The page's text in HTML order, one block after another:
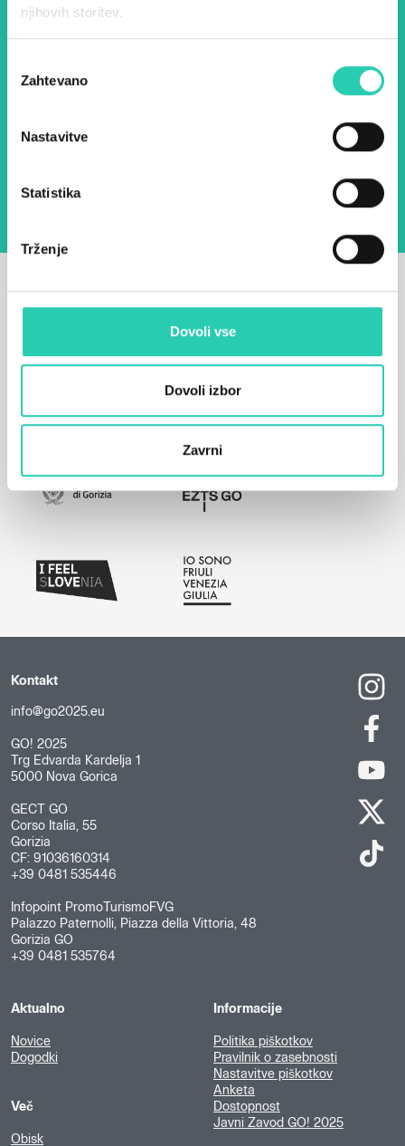
njihovih storitev.
soglasja
Zahtevano
Nastavitve
Statistika
Trženje
Dovoli vse
Dovoli izbor
Zavrni
Ime *
E-pošta *
Z uporabo tega obrazca potrjujem, da sem
Kontakt
info@go2025.eu
GO! 2025
Trg Edvarda Kardelja 1
5000 Nova Gorica
GECT GO
Corso Italia, 55
Gorizia
CF: 91036160314
+39 0481 535446
Infopoint PromoTurismoFVG
Palazzo Paternolli, Piazza della Vittoria, 48
Gorizia GO
+39 0481 535764
Aktualno
Novice
Dogodki
Več
Obisk
Informacije
Politika piškotkov
Pravilnik o zasebnosti
Nastavitve piškotkov
Anketa
Dostopnost
Javni Zavod GO! 2025